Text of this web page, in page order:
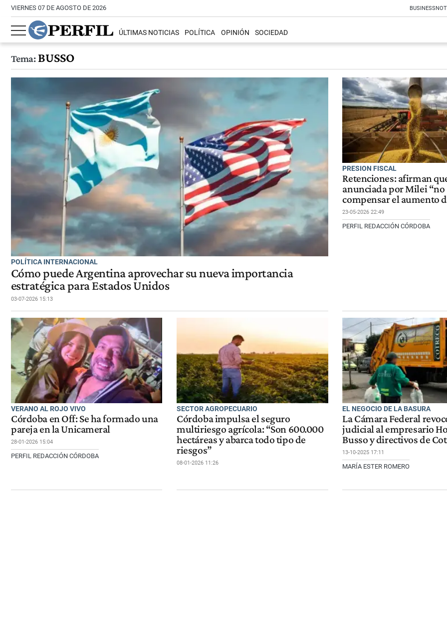
VIERNES 07 DE AGOSTO DE 2026 BUSINESS
ÚLTIMAS NOTICIAS POLÍTICA OPINIÓN SOCIEDAD
Tema:BUSSO
POLÍTICA INTERNACIONAL
Cómo puede Argentina aprovechar su nueva importancia
estratégica para Estados Unidos
03-07-2026 15:13
PRESION FISCAL
Retenciones: afirman
anunciada por Milei “no
compensar el aumento
23-05-2026 22:49
PERFIL REDACCIÓN CÓRDOBA
VERANO AL ROJO VIVO
Córdoba en Off: Se ha formado una
pareja en la Unicameral
28-01-2026 15:04
PERFIL REDACCIÓN CÓRDOBA
SECTOR AGROPECUARIO
Córdoba impulsa el seguro
multiriesgo agrícola: “Son 600.000
hectáreas y abarca todo tipo de
riesgos”
08-01-2026 11:26
EL NEGOCIO DE LA BASURA
La Cámara Federal
judicial al empresario
Busso y directivos de
13-10-2025 17:11
MARÍA ESTER ROMERO